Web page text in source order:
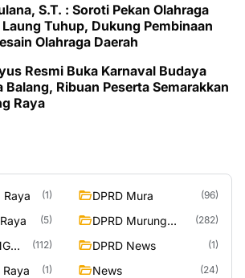
S.T. : Soroti Pekan Olahraga
Tuhup, Dukung Pembinaan
Olahraga Daerah
Resmi Buka Karnaval Budaya
Balang, Ribuan Peserta Semarakkan
Raya
Raya (1) DPRD Mura (96)
(5)
DPRD Murung
(282)
(112) DPRD News (1)
Raya (1) News (24)